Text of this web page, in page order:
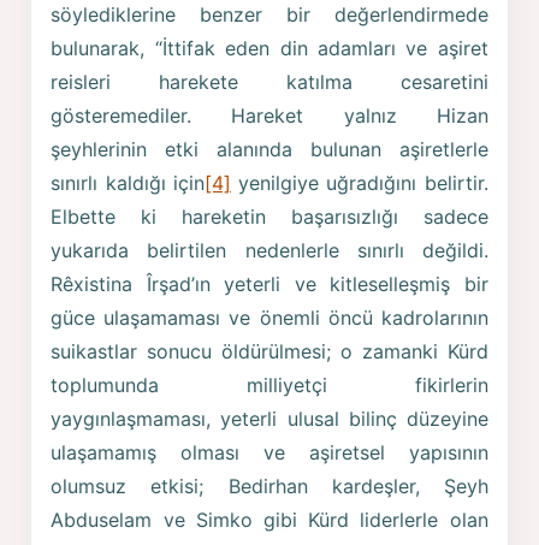
söylediklerine benzer bir değerlendirmede
bulunarak, “İttifak eden din adamları ve aşiret
reisleri harekete katılma cesaretini
gösteremediler. Hareket yalnız Hizan
şeyhlerinin etki alanında bulunan aşiretlerle
sınırlı kaldığı için[4] yenilgiye uğradığını belirtir.
Elbette ki hareketin başarısızlığı sadece
yukarıda belirtilen nedenlerle sınırlı değildi.
Rêxistina Îrşad’ın yeterli ve kitleselleşmiş bir
güce ulaşamaması ve önemli öncü kadrolarının
suikastlar sonucu öldürülmesi; o zamanki Kürd
toplumunda milliyetçi fikirlerin
yaygınlaşmaması, yeterli ulusal bilinç düzeyine
ulaşamamış olması ve aşiretsel yapısının
olumsuz etkisi; Bedirhan kardeşler, Şeyh
Abduselam ve Simko gibi Kürd liderlerle olan